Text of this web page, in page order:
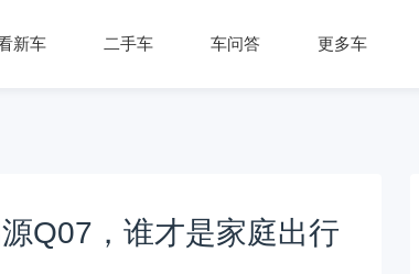
新车 二手车 车问答 更多车
Q07，谁才是家庭出行